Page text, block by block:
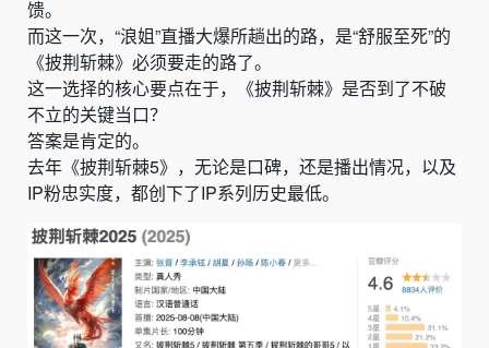
馈。
而这一次，“浪姐”直播大爆所趟出的路，是“舒服至死”的
《披荆斩棘》必须要走的路了。
这一选择的核心要点在于，《披荆斩棘》是否到了不破
不立的关键当口？
答案是肯定的。
去年《披荆斩棘5》，无论是口碑，还是播出情况，以及
IP粉忠实度，都创下了IP系列历史最低。